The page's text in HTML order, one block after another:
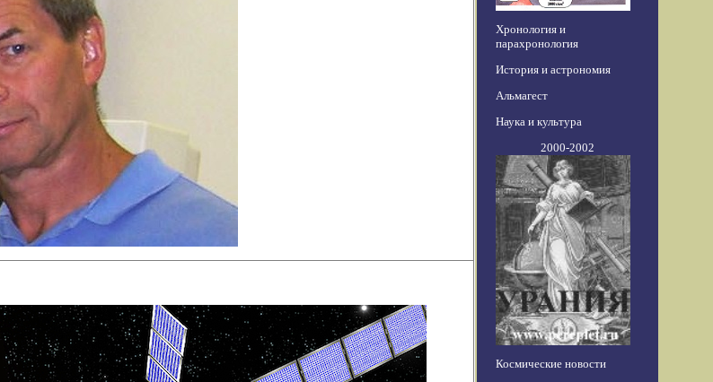
Хронология и
парахронология
История и астрономия
Альмагест
Наука и культура
2000-2002
Космические новости